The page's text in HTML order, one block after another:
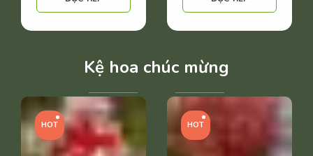
Kệ hoa chúc mừng
HOT HOT